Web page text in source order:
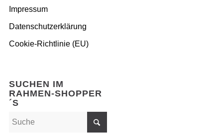
Impressum
Datenschutzerklärung
Cookie-Richtlinie (EU)
SUCHEN IM
RAHMEN-SHOPPER
´S